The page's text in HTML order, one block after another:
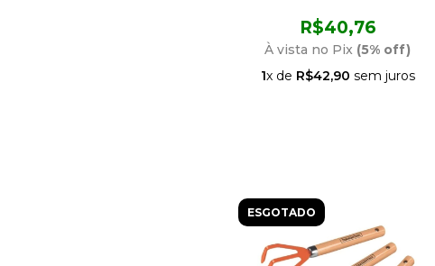
R$40,76
À vista no Pix (5% off)
1x de R$42,90 sem juros
ESGOTADO